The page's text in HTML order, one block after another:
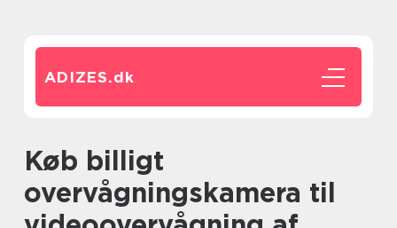
ADIZES.dk
Køb billigt
overvågningskamera til